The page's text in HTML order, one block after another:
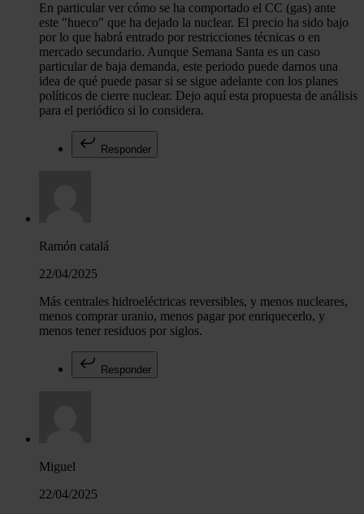
En particular ver cómo se ha comportado el CC (gas) ante
este "hueco" que ha dejado la nuclear. El precio ha sido bajo
por lo que habrá entrado por restricciones técnicas o en
mercado secundario. Aunque Semana Santa es un caso
particular de baja demanda, este periodo puede darnos una
idea de qué puede pasar si se sigue adelante con los planes
políticos de cierre nuclear. Dejo aquí esta propuesta de análisis
para el periódico si lo considera.
Responder
Ramón catalá
22/04/2025
Más centrales hidroeléctricas reversibles, y menos nucleares,
menos comprar uranio, menos pagar por enriquecerlo, y
menos tener residuos por siglos.
Responder
Miguel
22/04/2025